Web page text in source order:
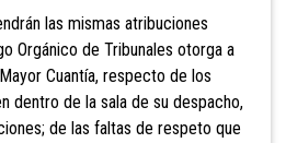
las mismas atribuciones
Orgánico de Tribunales otorga a
Cuantía, respecto de los
dentro de la sala de su despacho,
de las faltas de respeto que